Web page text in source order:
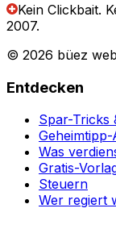
Kein Clickbait.
2007.
© 2026 büez
Entdecken
Spar-Tricks
Was
Gratis-
Steuern
Wer regiert